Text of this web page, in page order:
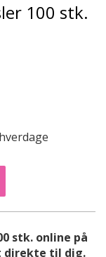
100 stk.
stk. online på
direkte til dig.